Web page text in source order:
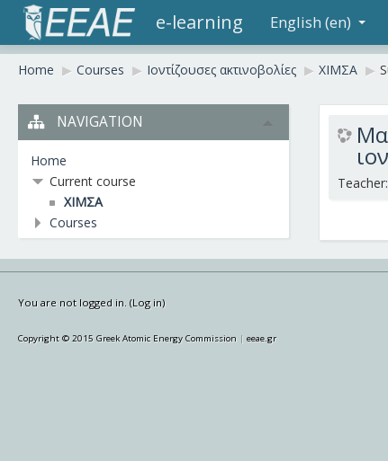
e-learning English (en)
Home ▶︎ Courses ▶︎ Ιοντίζουσες ακτινοβολίες ▶︎ ΧΙΜΣΑ ▶︎
Teacher:
NAVIGATION
Home
Current course
ΧΙΜΣΑ
Courses
You are not logged in. (Log in)
Copyright © 2015 Greek Atomic Energy Commission | eeae.gr